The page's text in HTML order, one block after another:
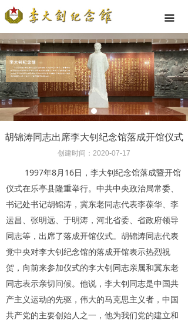
끀
胡锦涛同志出席李大钊纪念馆落成开馆仪式
创建时间： 2020-07-17
1997年8月16日，李大钊纪念馆落成暨开馆
仪式在乐亭县隆重举行。中共中央政治局常委、
书记处书记胡锦涛，冀东老同志代表李葆华、李
运昌、张明远、于明涛，河北省委、省政府领导
同志等，出席了落成开馆仪式。胡锦涛同志代表
党中央对李大钊纪念馆的落成开馆表示热烈祝
贺，向前来参加仪式的李大钊同志亲属和冀东老
同志表示亲切问候。他说，李大钊同志是中国共
产主义运动的先驱，伟大的马克思主义者，中国
共产党的主要创始人之一，他为我们党的建立和